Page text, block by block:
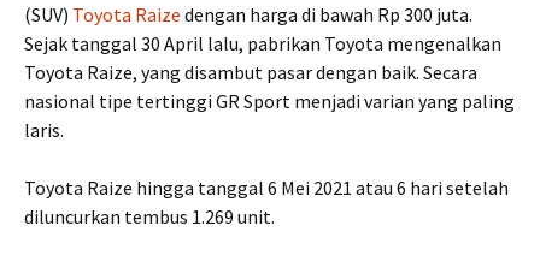
(SUV) Toyota Raize dengan harga di bawah Rp 300 juta.
Sejak tanggal 30 April lalu, pabrikan Toyota mengenalkan
Toyota Raize, yang disambut pasar dengan baik. Secara
nasional tipe tertinggi GR Sport menjadi varian yang paling
laris.
Toyota Raize hingga tanggal 6 Mei 2021 atau 6 hari setelah
diluncurkan tembus 1.269 unit.